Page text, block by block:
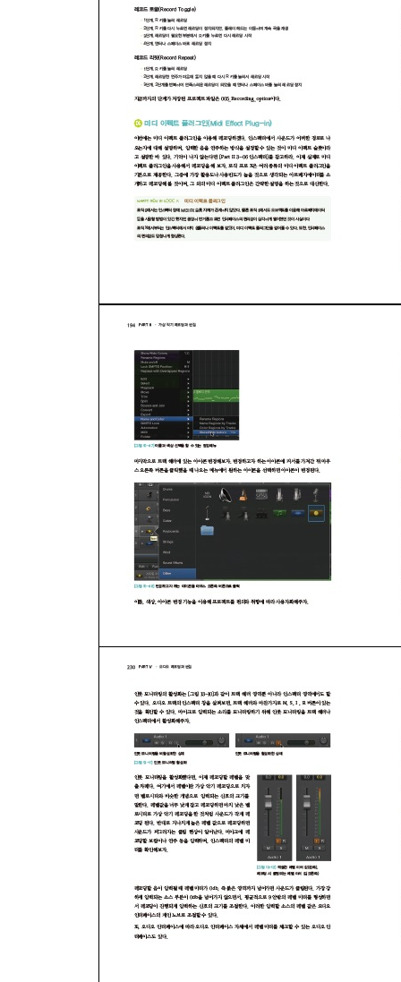
02가상 악기 세팅과 연주
03트랙 영역(Track area)의 이해
04가상 악기 레코딩
05레코딩 옵션
Chapter 10: 가상악기 레코딩 편집
01툴 메뉴(Tool menu)
02트랙 영역(Track area) 편집151
03피아노롤 에디터(Piano Roll Editor) 편집 ? 단축
07글로벌 트랙(Global Track) ? 단축키 : G
09트랙 영역 사용자화
10편집 프로세스 흐름 정리
Chapter 11: 드러머
01드러머(Drummer) 준비
02드럼 킷(Drun Kit) 선택과 튜닝
03연주방식 설정
04드러머(Drummer) 직접 편집
Chapter 12: 애플 루프
01루프(Loops)의 종류
[PART IV] 오디오 레코딩과 편집
Chapter 13: 오디오 레코딩
01레코딩 준비
02오디오 레코딩
03기타 및 베이스 레코딩
04레코딩옵션
Chapter 14: 외부 오디오 소스 가져오기
Chapter 15: 오디오 레코딩 편집